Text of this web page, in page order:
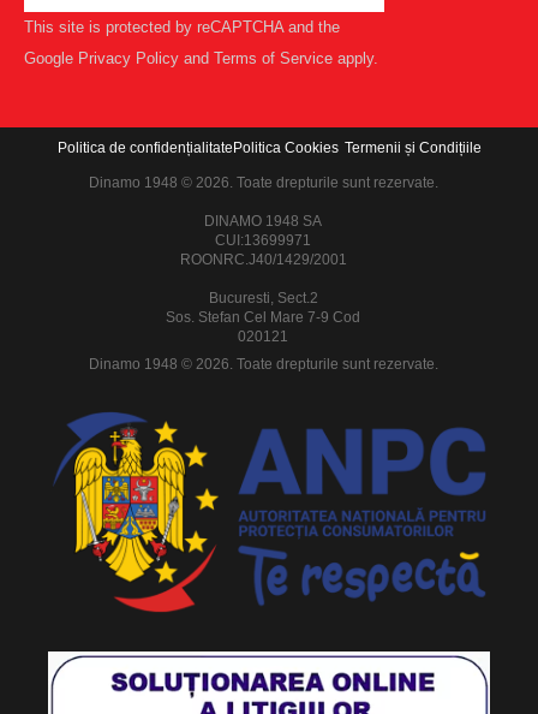
This site is protected by reCAPTCHA and the
Google Privacy Policy and Terms of Service apply.
Politica de confidențialitatePolitica Cookies Termenii și Condițiile
Dinamo 1948 © 2026. Toate drepturile sunt rezervate.
DINAMO 1948 SA
CUI:13699971
ROONRC.J40/1429/2001
Bucuresti, Sect.2
Sos. Stefan Cel Mare 7-9 Cod
020121
Dinamo 1948 © 2026. Toate drepturile sunt rezervate.